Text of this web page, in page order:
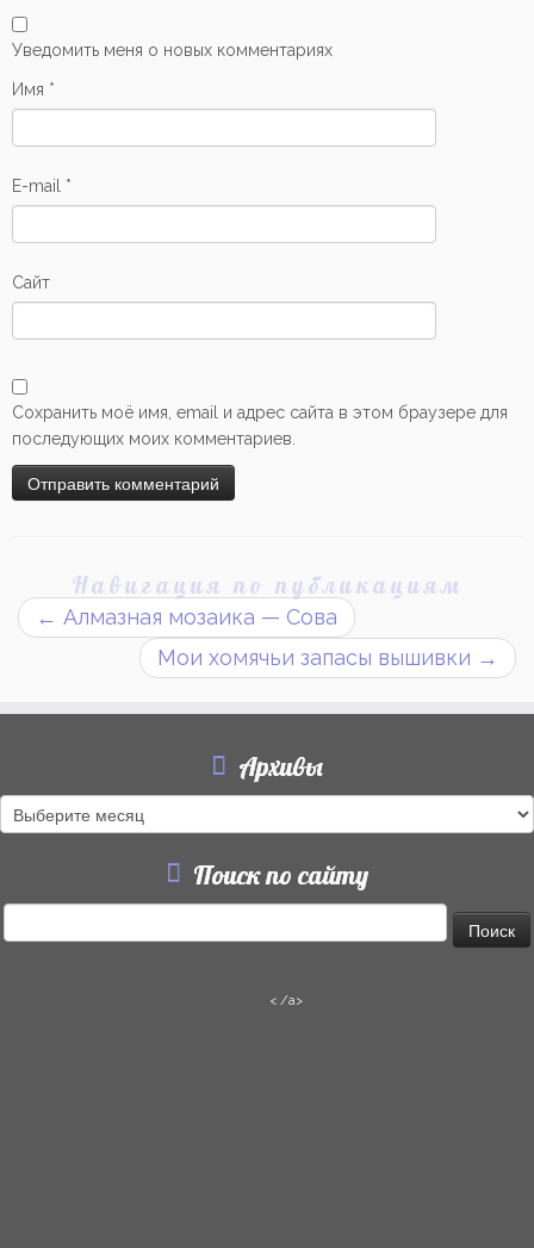
Уведомить меня о новых комментариях
Имя *
E-mail *
Сайт
Сохранить моё имя, email и адрес сайта в этом браузере для
последующих моих комментариев.
Навигация по публикациям
← Алмазная мозаика — Сова
Мои хомячьи запасы вышивки →
Архивы
Архивы
Поиск по сайту
< /a>